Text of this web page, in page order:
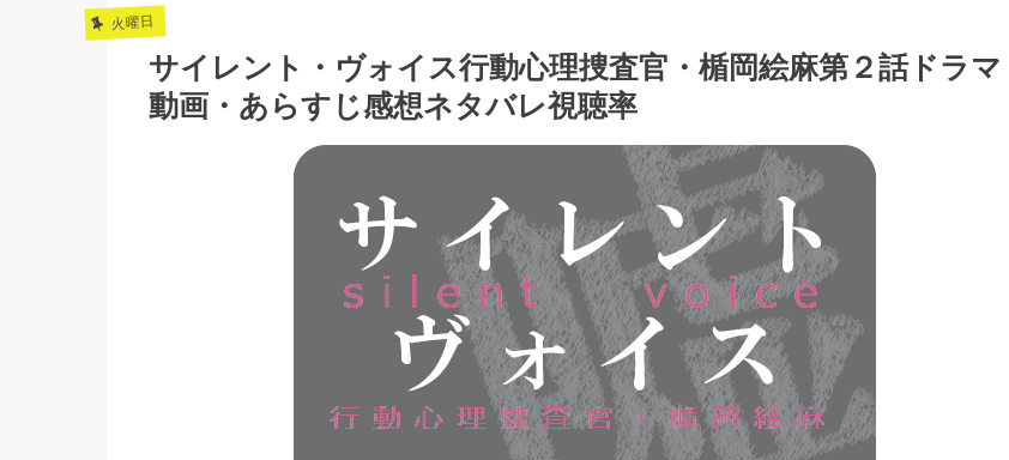
火曜日
サイレント・ヴォイス行動心理捜査官・楯岡絵麻第２話ドラマ
動画・あらすじ感想ネタバレ視聴率